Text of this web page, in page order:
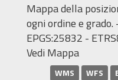
Mappa della
ogni ordine e
EPGS:25832 -
Vedi Mappa
WMS WFS